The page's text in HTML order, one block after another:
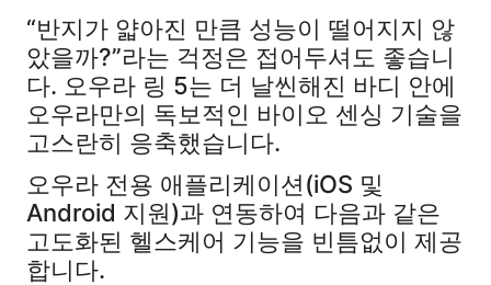
“반지가 얇아진 만큼 성능이 떨어지지 않
았을까?”라는 걱정은 접어두셔도 좋습니
다. 오우라 링 5는 더 날씬해진 바디 안에
오우라만의 독보적인 바이오 센싱 기술을
고스란히 응축했습니다.
오우라 전용 애플리케이션(iOS 및
Android 지원)과 연동하여 다음과 같은
고도화된 헬스케어 기능을 빈틈없이 제공
합니다.